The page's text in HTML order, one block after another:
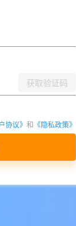
获取验证码
协议》 和 《隐私政策》